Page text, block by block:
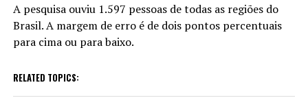
A pesquisa ouviu 1.597 pessoas de todas as regiões do
Brasil. A margem de erro é de dois pontos percentuais
para cima ou para baixo.
RELATED TOPICS: